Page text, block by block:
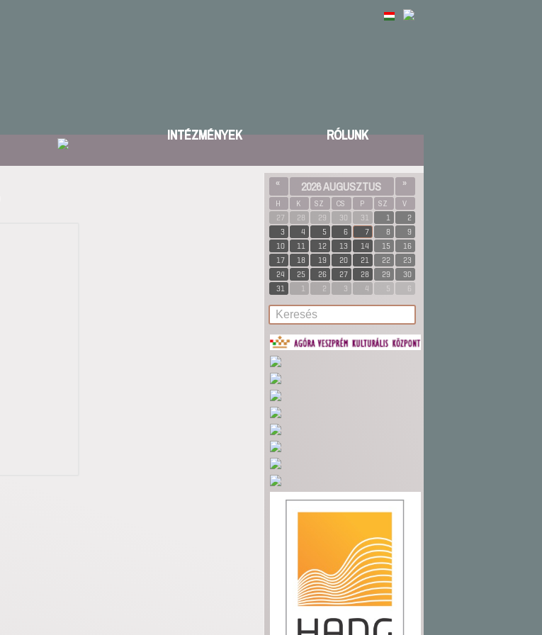
INTÉZMÉNYEK RÓLUNK
« 2026 AUGUSZTUS »
H K SZ CS P SZ
V
27
28 29 30 31 1
2
3
4 5 6 7 8
9
10
11 12 13 14 15
16
17
18 19 20 21 22
23
24
25 26 27 28 29
30
31
1 2 3 4 5 6